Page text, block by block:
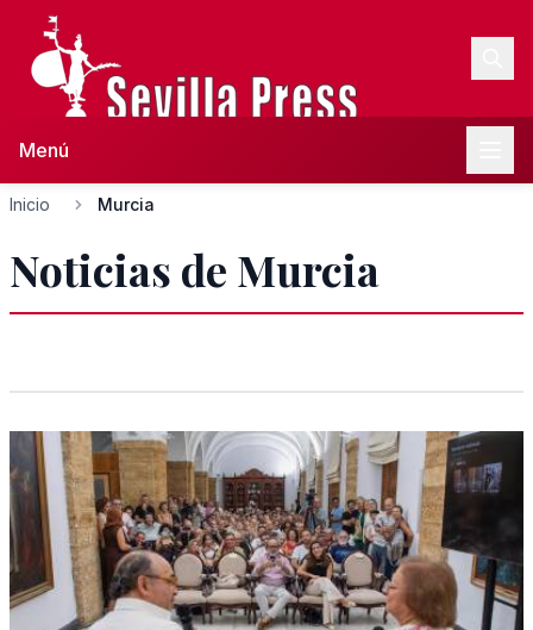
Menú
Inicio Murcia
Noticias de Murcia